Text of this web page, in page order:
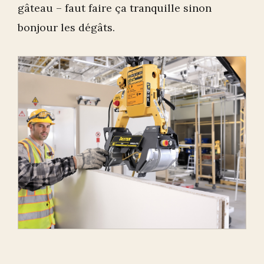
gâteau – faut faire ça tranquille sinon
bonjour les dégâts.